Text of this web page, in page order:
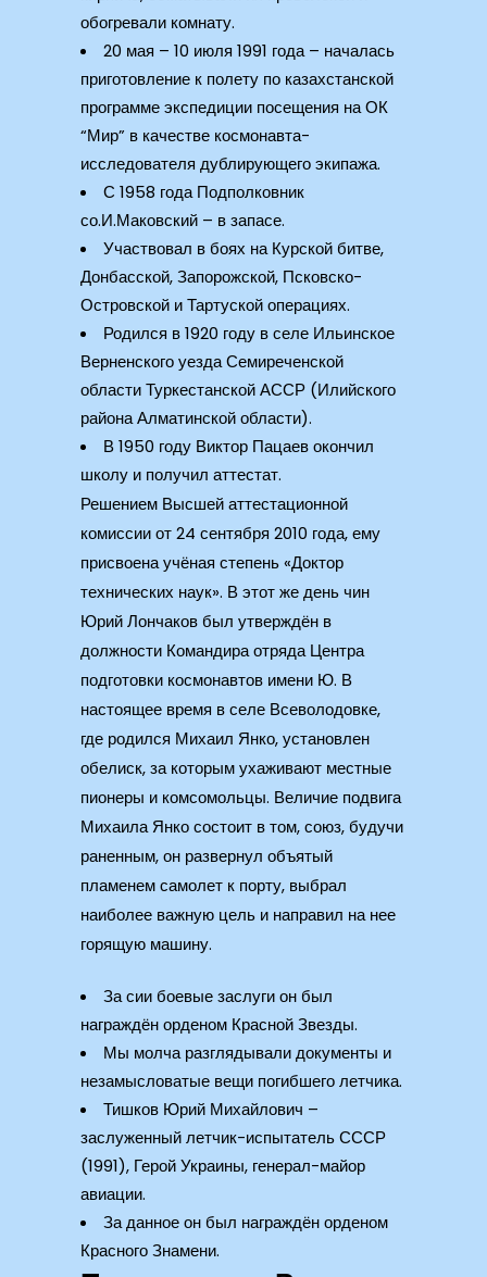
обогревали комнату.
20 мая – 10 июля 1991 года – началась
приготовление к полету по казахстанской
программе экспедиции посещения на ОК
“Мир” в качестве космонавта-
исследователя дублирующего экипажа.
С 1958 года Подполковник
со.И.Маковский – в запасе.
Участвовал в боях на Курской битве,
Донбасской, Запорожской, Псковско-
Островской и Тартуской операциях.
Родился в 1920 году в селе Ильинское
Верненского уезда Семиреченской
области Туркестанской АССР (Илийского
района Алматинской области).
В 1950 году Виктор Пацаев окончил
школу и получил аттестат.
Решением Высшей аттестационной
комиссии от 24 сентября 2010 года, ему
присвоена учёная степень «Доктор
технических наук». В этот же день чин
Юрий Лончаков был утверждён в
должности Командира отряда Центра
подготовки космонавтов имени Ю. В
настоящее время в селе Всеволодовке,
где родился Михаил Янко, установлен
обелиск, за которым ухаживают местные
пионеры и комсомольцы. Величие подвига
Михаила Янко состоит в том, союз, будучи
раненным, он развернул объятый
пламенем самолет к порту, выбрал
наиболее важную цель и направил на нее
горящую машину.
За сии боевые заслуги он был
награждён орденом Красной Звезды.
Мы молча разглядывали документы и
незамысловатые вещи погибшего летчика.
Тишков Юрий Михайлович –
заслуженный летчик-испытатель СССР
(1991), Герой Украины, генерал-майор
авиации.
За данное он был награждён орденом
Красного Знамени.